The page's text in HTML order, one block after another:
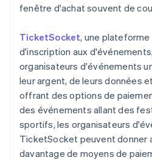
fenêtre d'achat souvent de
TicketSocket, une
d'inscription aux
organisateurs d'événements
leur argent, de leurs données
offrant des options de
des événements allant des
sportifs, les organisateurs
TicketSocket peuvent donner
davantage de moyens de